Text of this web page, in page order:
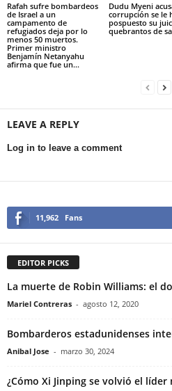
Rafah sufre bombardeos
de Israel a un
campamento de
refugiados deja por lo
menos 50 muertos.
Primer ministro
Benjamín Netanyahu
afirma que fue un...
Dudu Myeni
corrupción se le
pospuesto su
quebrantos de
LEAVE A REPLY
Log in to leave a comment
11,962 Fans
EDITOR PICKS
La muerte de Robin Williams: el
Mariel Contreras - agosto 12, 2020
Bombarderos estadunidenses
Anibal Jose - marzo 30, 2024
¿Cómo Xi Jinping se volvió el líder